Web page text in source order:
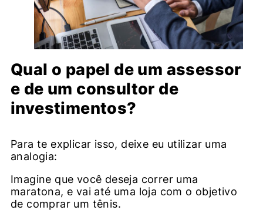
Qual o papel de um assessor
e de um consultor de
investimentos?
Para te explicar isso, deixe eu utilizar uma
analogia:
Imagine que você deseja correr uma
maratona, e vai até uma loja com o objetivo
de comprar um tênis.